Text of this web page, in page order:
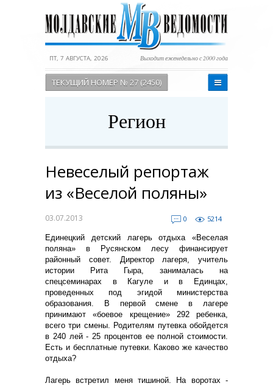
ПТ, 7 АВГУСТА, 2026 Выходит еженедельно с 2000 года
ТЕКУЩИЙ НОМЕР № 27 (2450)
Регион
Невеселый репортаж
из «Веселой поляны»
03.07.2013 0 5214
Единецкий детский лагерь отдыха «Веселая
поляна» в Русянском лесу финансирует
районный совет. Директор лагеря, учитель
истории Рита Гыра, занималась на
спецсеминарах в Кагуле и в Единцах,
проведенных под эгидой министерства
образования. В первой смене в лагере
принимают «боевое крещение» 292 ребенка,
всего три смены. Родителям путевка обойдется
в 240 лей - 25 процентов ее полной стоимости.
Есть и бесплатные путевки. Каково же качество
отдыха?
Лагерь встретил меня тишиной. На воротах -